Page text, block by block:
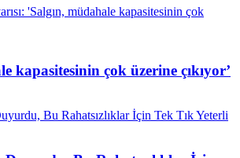
kapasitesinin çok üzerine çıkıyor’